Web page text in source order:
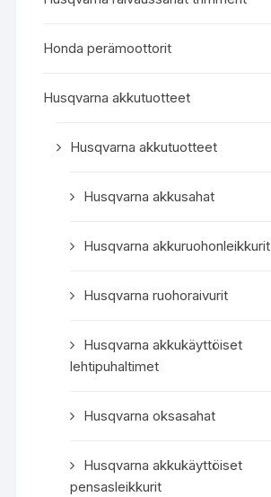
Honda perämoottorit
Husqvarna akkutuotteet
Husqvarna akkutuotteet
Husqvarna akkusahat
Husqvarna akkuruohonleikkurit
Husqvarna ruohoraivurit
Husqvarna akkukäyttöiset
lehtipuhaltimet
Husqvarna oksasahat
Husqvarna akkukäyttöiset
pensasleikkurit